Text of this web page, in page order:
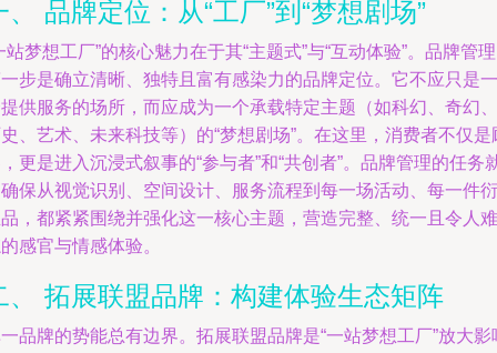
、 品牌定位：从“工厂”到“梦想剧场”
站梦想工厂”的核心魅力在于其“主题式”与“互动体验”。品牌管
步是确立清晰、独特且富有感染力的品牌定位。它不应只是一
供服务的场所，而应成为一个承载特定主题（如科幻、奇幻、
、艺术、未来科技等）的“梦想剧场”。在这里，消费者不仅是
更是进入沉浸式叙事的“参与者”和“共创者”。品牌管理的任务
保从视觉识别、空间设计、服务流程到每一场活动、每一件衍
，都紧紧围绕并强化这一核心主题，营造完整、统一且令人难
感官与情感体验。
、 拓展联盟品牌：构建体验生态矩阵
品牌的势能总有边界。拓展联盟品牌是“一站梦想工厂”放大影